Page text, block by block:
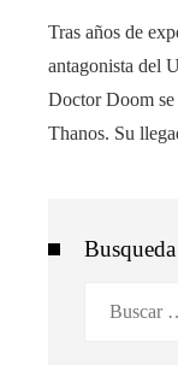
Tras años de
antagonista del
Doctor Doom se
Thanos. Su
Busqueda